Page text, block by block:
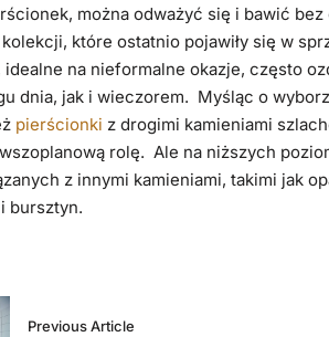
można odważyć się i bawić
które ostatnio pojawiły się w
na nieformalne okazje, często
dnia, jak i wieczorem. Myśląc o
pierścionki z drogimi kamieniami
rolę. Ale na niższych
z innymi kamieniami, takimi jak
bursztyn.
Previous Article